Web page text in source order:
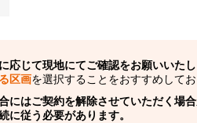
じて現地にてご確認をお願いいたし
区画を選択することをおすすめしてお
はご契約を解除させていただく場合
に従う必要があります。